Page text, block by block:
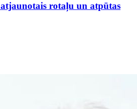
rotaļu un atpūtas